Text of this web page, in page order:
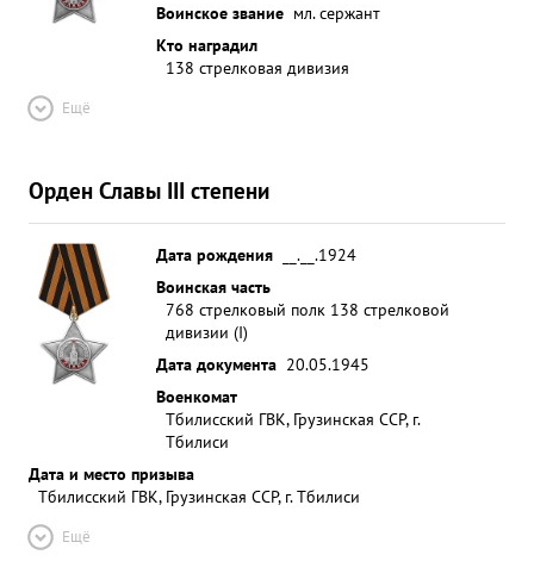
Воинское звание мл. сержант
Кто наградил
138 стрелковая дивизия
Ещё
Орден Славы III степени
Дата рождения
__.__.1924
Воинская часть
768 стрелковый полк 138 стрелковой
дивизии (I)
Дата документа 20.05.1945
Военкомат
Тбилисский ГВК, Грузинская ССР, г.
Тбилиси
Дата и место призыва
Тбилисский ГВК, Грузинская ССР, г. Тбилиси
Ещё